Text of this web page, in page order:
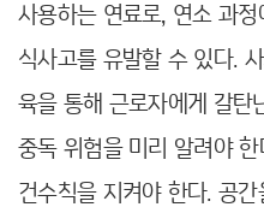
사용하는 연료로, 연소 과
식사고를 유발할 수 있다.
육을 통해 근로자에게 갈탄
중독 위험을 미리 알려야
건수칙을 지켜야 한다. 공